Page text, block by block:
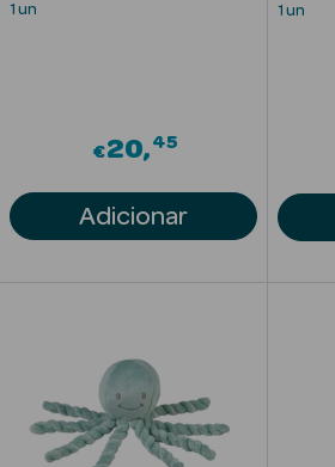
1 un
€20 45
Adicionar
1 un